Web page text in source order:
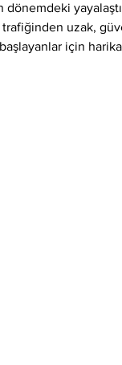
uzak,
için harika